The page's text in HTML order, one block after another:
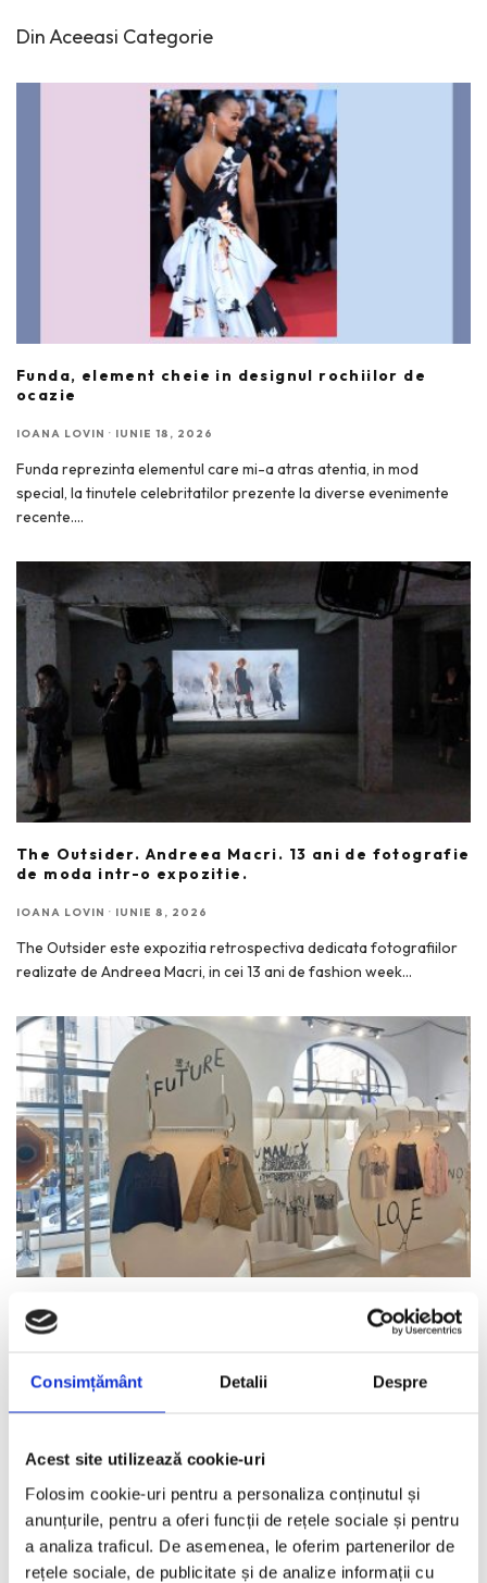
Consimțământ Detalii Despre
Acest site utilizează cookie-uri
Folosim cookie-uri pentru a personaliza conținutul și
anunțurile, pentru a oferi funcții de rețele sociale și pentru
a analiza traficul. De asemenea, le oferim partenerilor de
rețele sociale, de publicitate și de analize informații cu
Din Aceeasi Categorie
Funda, element cheie in designul rochiilor de
ocazie
IOANA LOVIN · IUNIE 18, 2026
Funda reprezinta elementul care mi-a atras atentia, in mod
special, la tinutele celebritatilor prezente la diverse evenimente
recente....
The Outsider. Andreea Macri. 13 ani de fotografie
de moda intr-o expozitie.
IOANA LOVIN · IUNIE 8, 2026
The Outsider este expozitia retrospectiva dedicata fotografiilor
realizate de Andreea Macri, in cei 13 ani de fashion week...
Dan Perjovschi x Comme des Garcons. A Story
About A Collaboration.
Mood Board